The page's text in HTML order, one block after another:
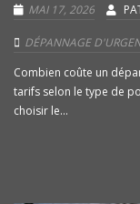
MAI 17, 2026
DÉPANNAGE
Combien coûte un
tarifs selon le type de
choisir le...